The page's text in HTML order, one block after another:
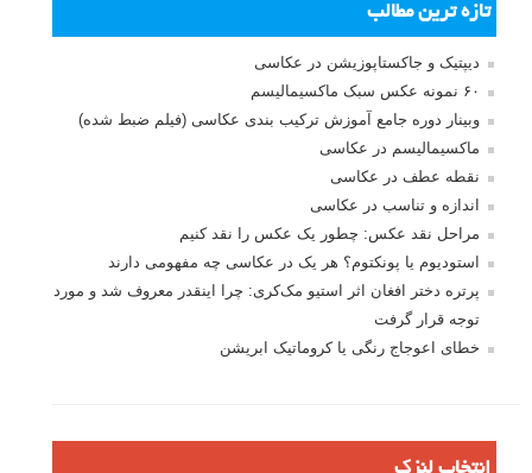
تازه ترین مطالب
دیپتیک و جاکستا‌پوزیشن در عکاسی
۶۰ نمونه عکس سبک ماکسیمالیسم
وبینار دوره جامع آموزش ترکیب بندی عکاسی (فیلم ضبط شده)
ماکسیمالیسم در عکاسی
نقطه عطف در عکاسی
اندازه و تناسب در عکاسی
مراحل نقد عکس: چطور یک عکس را نقد کنیم
استودیوم یا پونکتوم؟ هر یک در عکاسی چه مفهومی دارند
پرتره دختر افغان اثر استیو مک‌کری: چرا اینقدر معروف شد و مورد
توجه قرار گرفت
خطای اعوجاج رنگی یا کروماتیک ابریشن